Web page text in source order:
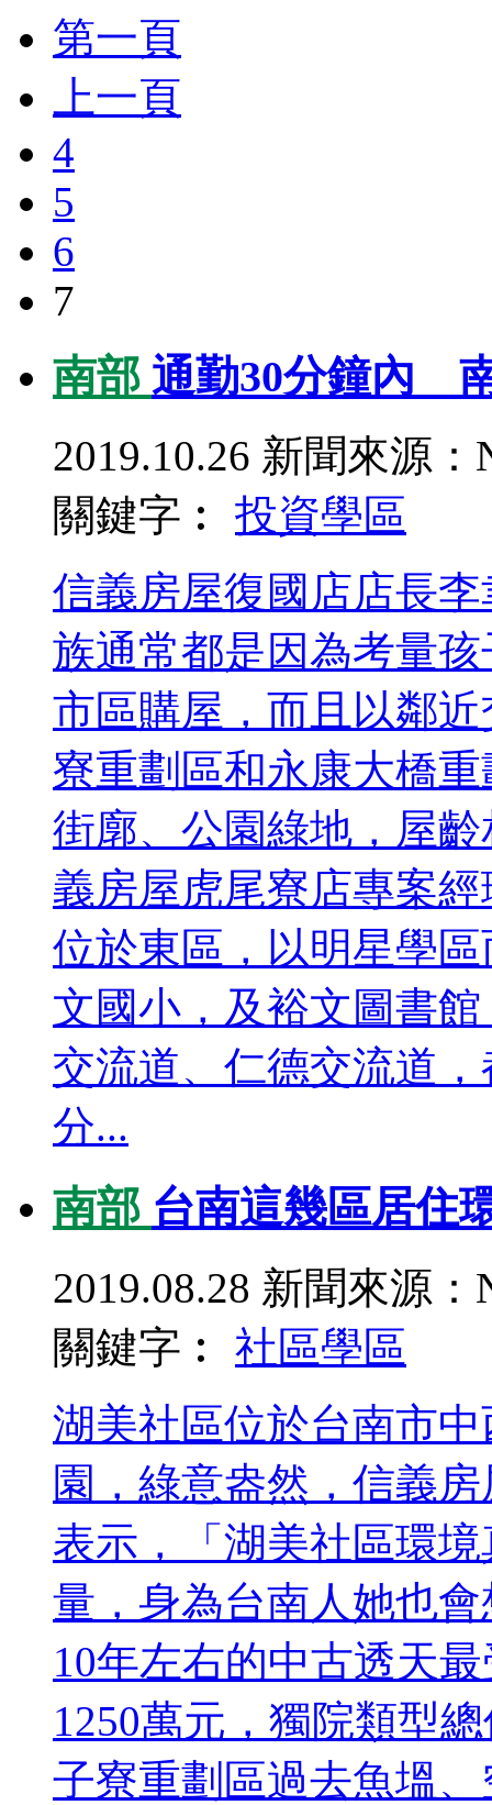
第一頁
上一頁
4
5
6
7
南部 通勤30分鐘內
2019.10.26 新聞來源：
關鍵字︰ 投資學區
信義房屋復國店店長
族通常都是因為考量
市區購屋，而且以鄰
寮重劃區和永康大橋
街廓、公園綠地，屋
義房屋虎尾寮店專案
位於東區，以明星學
文國小，及裕文圖書
交流道、仁德交流道
分...
南部 台南這幾區居住
2019.08.28 新聞來源：
關鍵字︰ 社區學區
湖美社區位於台南市
園，綠意盎然，信義
表示，「湖美社區環
量，身為台南人她也
10年左右的中古透天
1250萬元，獨院類型
子寮重劃區過去魚塭